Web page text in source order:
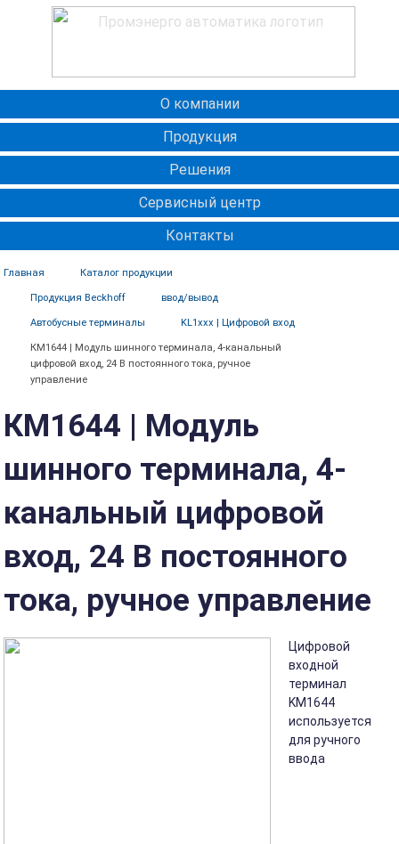
О компании
Продукция
Решения
Сервисный центр
Контакты
Главная Каталог продукции
Продукция Beckhoff ввод/вывод
Автобусные терминалы KL1xxx | Цифровой вход
КМ1644 | Модуль шинного терминала, 4-канальный
цифровой вход, 24 В постоянного тока, ручное
управление
КМ1644 | Модуль
шинного терминала, 4-
канальный цифровой
вход, 24 В постоянного
тока, ручное управление
Цифровой
входной
терминал
KM1644
используется
для ручного
ввода